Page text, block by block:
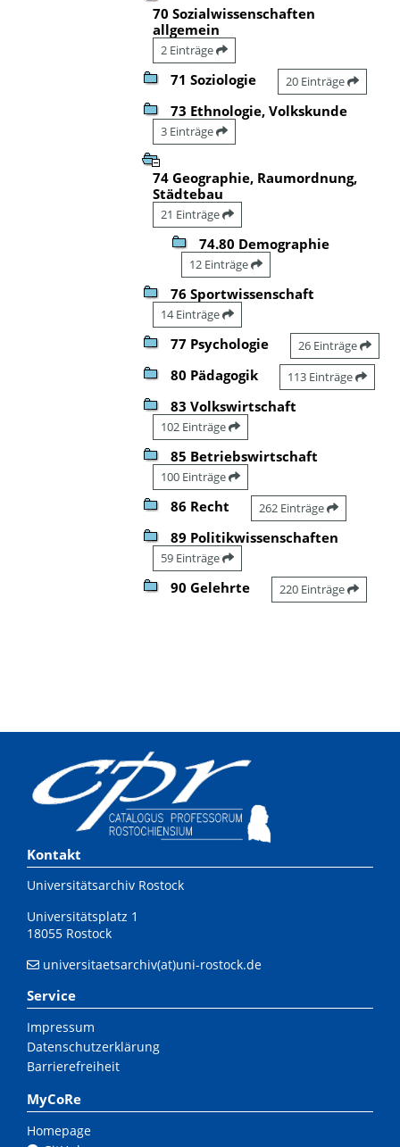
70 Sozialwissenschaften
allgemein
2 Einträge
71 Soziologie 20 Einträge
73 Ethnologie, Volkskunde
3 Einträge
74 Geographie, Raumordnung,
Städtebau
21 Einträge
74.80 Demographie
12 Einträge
76 Sportwissenschaft
14 Einträge
77 Psychologie 26 Einträge
80 Pädagogik 113 Einträge
83 Volkswirtschaft
102 Einträge
85 Betriebswirtschaft
100 Einträge
86 Recht 262 Einträge
89 Politikwissenschaften
59 Einträge
90 Gelehrte 220 Einträge
Kontakt
Universitätsarchiv Rostock
Universitätsplatz 1
18055 Rostock
universitaetsarchiv(at)uni-rostock.de
Service
Impressum
Datenschutzerklärung
Barrierefreiheit
MyCoRe
Homepage